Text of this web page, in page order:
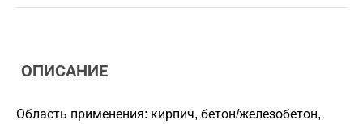
ОПИСАНИЕ
Область применения: кирпич, бетон/железобетон,